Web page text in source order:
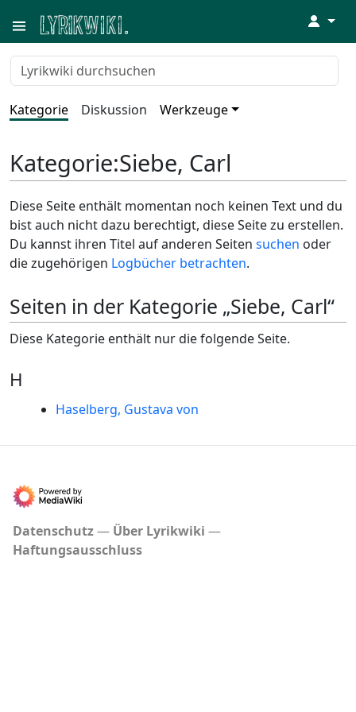
↓
Kategorie Diskussion Werkzeuge
Kategorie:Siebe, Carl
Diese Seite enthält momentan noch keinen Text und du
bist auch nicht dazu berechtigt, diese Seite zu erstellen.
Du kannst ihren Titel auf anderen Seiten suchen oder
die zugehörigen Logbücher betrachten.
Seiten in der Kategorie „Siebe, Carl“
Diese Kategorie enthält nur die folgende Seite.
H
Haselberg, Gustava von
Datenschutz
Über Lyrikwiki
Haftungsausschluss